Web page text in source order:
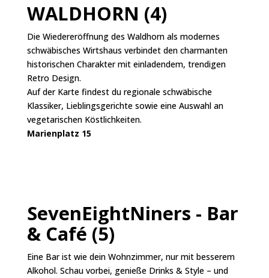
WALDHORN (4)
Die Wiedereröffnung des Waldhorn als modernes
schwäbisches Wirtshaus verbindet den charmanten
historischen Charakter mit einladendem, trendigen
Retro Design.
Auf der Karte findest du regionale schwäbische
Klassiker, Lieblingsgerichte sowie eine Auswahl an
vegetarischen Köstlichkeiten.
Marienplatz 15
SevenEightNiners - Bar
& Café (5)
Eine Bar ist wie dein Wohnzimmer, nur mit besserem
Alkohol. Schau vorbei, genieße Drinks & Style – und